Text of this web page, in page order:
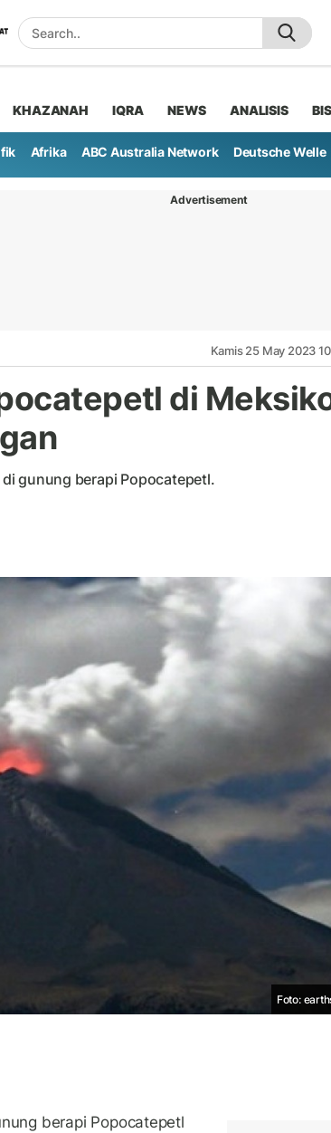
KHAZANAH IQRA NEWS ANALISIS
Afrika ABC Australia Network Deutsche Welle
Advertisement
Kamis 25 May 2023
di
gunung berapi Popocatepetl.
Foto:
berapi Popocatepetl